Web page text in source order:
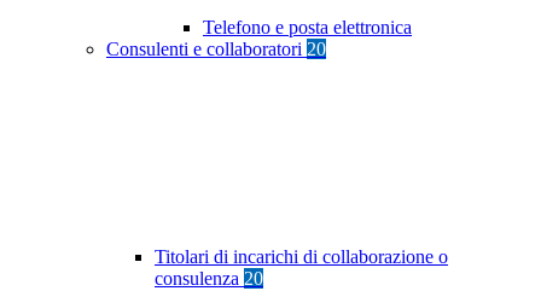
Telefono e posta elettronica
Consulenti e collaboratori 20
Titolari di incarichi di collaborazione o
consulenza 20